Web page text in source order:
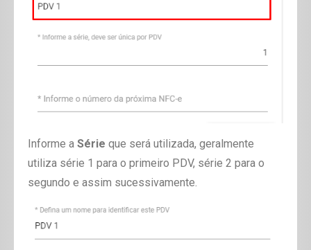
Informe a Série que será utilizada, geralmente
utiliza série 1 para o primeiro PDV, série 2 para o
segundo e assim sucessivamente.